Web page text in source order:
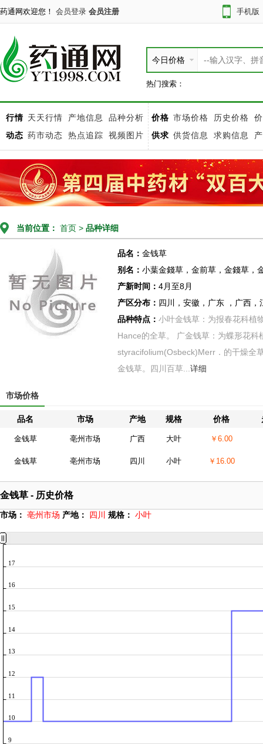
药通网欢迎您！ 会员登录 会员注册 手机版
今日价格
热门搜索：
行情 天天行情 产地信息
品种分析
动态 药市动态 热点追踪 视频图片
价格 市场价格 历史价格
供求 供货信息 求购信息
当前位置： 首页 > 品种详细
品名： 金钱草
别名： 小葉金錢草，金前草，金錢草，
产新时间： 4月至8月
产区分布： 四川，安徽，广东 ，广西，
品种特点： 小叶金钱草：为报春花科植
Hance的全草。 广金钱草：为蝶形花科
styracifolium(Osbeck)Merr．的干燥全
金钱草。四川百草... 详细
市场价格
品名 市场 产地 规格 价格
金钱草 亳州市场 广西 大叶 ￥6.00
金钱草 亳州市场 四川 小叶 ￥16.00
金钱草 - 历史价格
市场： 亳州市场 产地： 四川 规格： 小叶
9
10
11
12
13
14
15
16
17